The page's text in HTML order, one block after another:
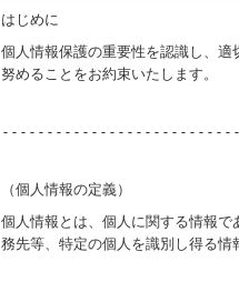
はじめに
個人情報保護の重要性を認識し、
努めることをお約束いたします。
（個人情報の定義）
個人情報とは、個人に関する情報
務先等、特定の個人を識別し得る情